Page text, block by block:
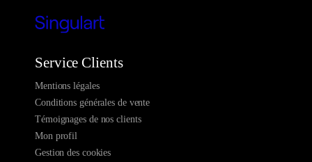
Service Clients
Mentions légales
Conditions générales de vente
Témoignages de nos clients
Mon profil
Gestion des cookies